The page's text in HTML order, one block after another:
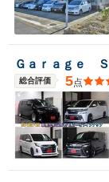
総合評価 5点